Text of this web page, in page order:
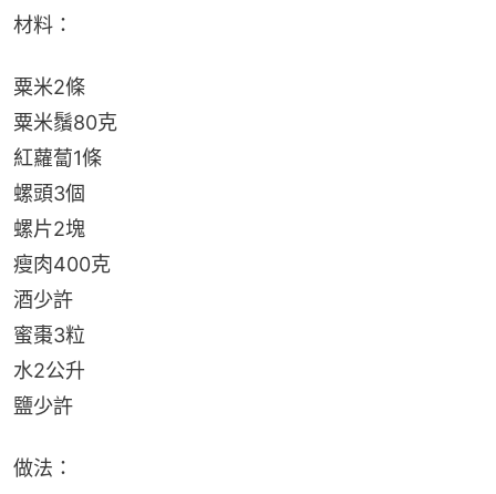
材料：
粟米2條
粟米鬚80克
紅蘿蔔1條
螺頭3個
螺片2塊
瘦肉400克
酒少許
蜜棗3粒
水2公升
鹽少許
做法：